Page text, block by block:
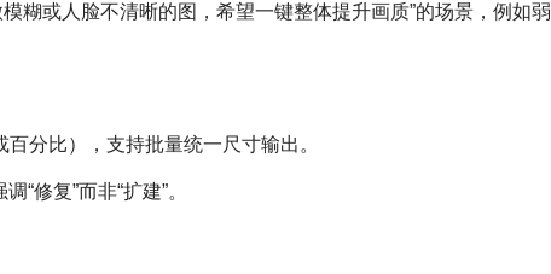
糊或人脸不清晰的图，希望一键整体提升画质”的场景，例如弱
分比），支持批量统一尺寸输出。
修复”而非“扩建”。